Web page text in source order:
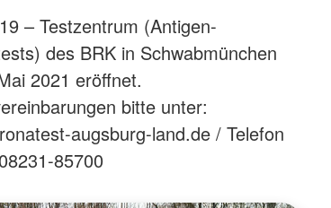
– Testzentrum (Antigen-
des BRK in Schwabmünchen
2021 eröffnet.
bitte unter:
augsburg-land.de / Telefon
85700